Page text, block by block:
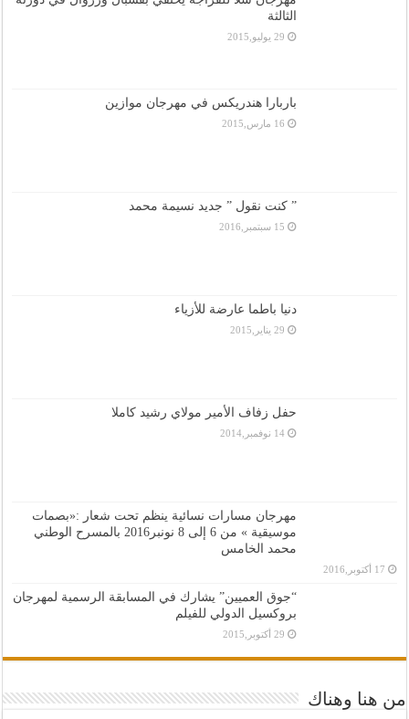
الثالثة
29 يوليو,2015
باربارا هندريكس في مهرجان موازين
16 مارس,2015
” كنت نقول ” جديد نسيمة محمد
15 سبتمبر,2016
دنيا باطما عارضة للأزياء
29 يناير,2015
حفل زفاف الأمير مولاي رشيد كاملا
14 نوفمبر,2014
مهرجان مسارات نسائية ينظم تحت شعار :«بصمات
موسيقية » من 6 إلى 8 نونبر2016 بالمسرح الوطني
محمد الخامس
17 أكتوبر,2016
“جوق العميين” يشارك في المسابقة الرسمية لمهرجان
بروكسيل الدولي للفيلم
29 أكتوبر,2015
من هنا وهناك